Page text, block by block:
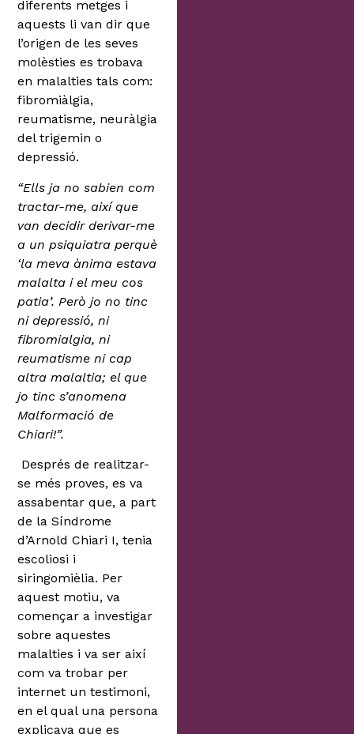
diferents metges i
aquests li van dir que
l’origen de les seves
molèsties es trobava
en malalties tals com:
fibromiàlgia,
reumatisme, neuràlgia
del trigemin o
depressió.
“Ells ja no sabien com
tractar-me, així que
van decidir derivar-me
a un psiquiatra perquè
‘la meva ànima estava
malalta i el meu cos
patia’. Però jo no tinc
ni depressió, ni
fibromialgia, ni
reumatisme ni cap
altra malaltia; el que
jo tinc s’anomena
Malformació de
Chiari!”.
Després de realitzar-
se més proves, es va
assabentar que, a part
de la Síndrome
d’Arnold Chiari I, tenia
escoliosi i
siringomièlia. Per
aquest motiu, va
començar a investigar
sobre aquestes
malalties i va ser així
com va trobar per
internet un testimoni,
en el qual una persona
explicava que es